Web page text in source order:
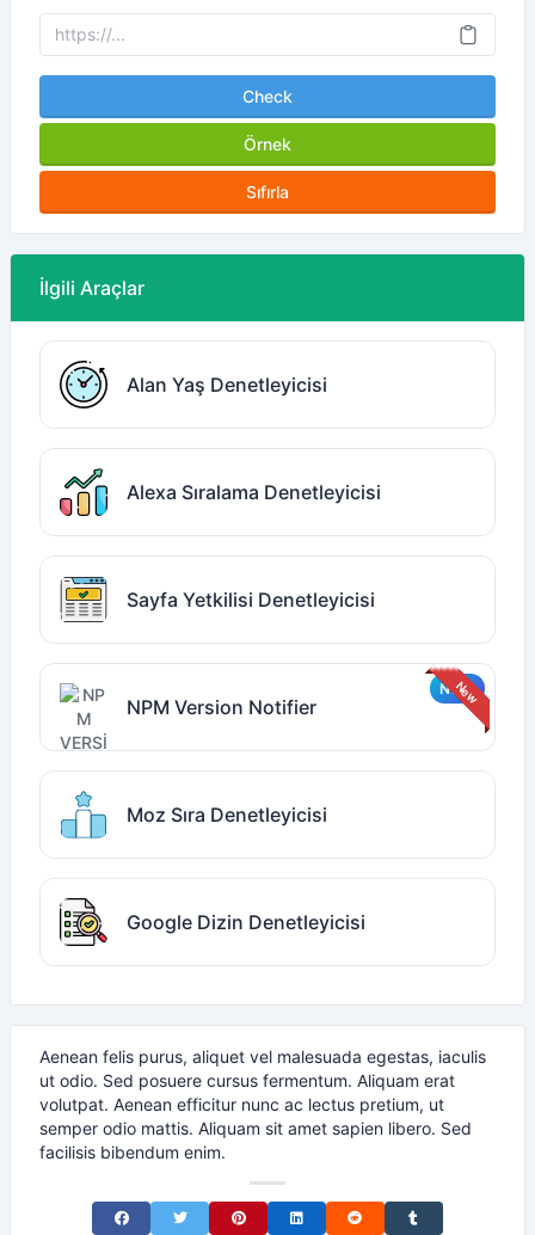
Check
Örnek
Sıfırla
İlgili Araçlar
Alan Yaş Denetleyicisi
Alexa Sıralama Denetleyicisi
Sayfa Yetkilisi Denetleyicisi
NPM Version Notifier
Moz Sıra Denetleyicisi
Google Dizin Denetleyicisi
Aenean felis purus, aliquet vel malesuada egestas, iaculis
ut odio. Sed posuere cursus fermentum. Aliquam erat
volutpat. Aenean efficitur nunc ac lectus pretium, ut
semper odio mattis. Aliquam sit amet sapien libero. Sed
facilisis bibendum enim.
Share on Facebook
Share on TwitterShare on Pinterest
Share on LinkedIn
Share on RedditShare on Tumblr